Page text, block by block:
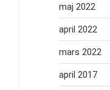
maj 2022
april 2022
mars 2022
april 2017